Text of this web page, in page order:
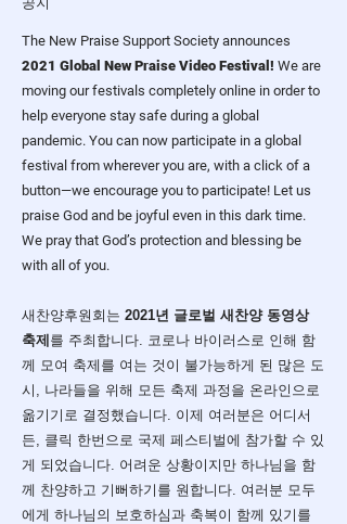
The New Praise Support Society announces
2021 Global New Praise Video Festival! We are
moving our festivals completely online in order to
help everyone stay safe during a global
pandemic. You can now participate in a global
festival from wherever you are, with a click of a
button—we encourage you to participate! Let us
praise God and be joyful even in this dark time.
We pray that God’s protection and blessing be
with all of you.
​새찬양후원회는 2021년 글로벌 새찬양 동영상
축제 를 주최합니다. 코로나 바이러스로 인해 함
께 모여 축제를 여는 것이 불가능하게 된 많은 도
시, 나라들을 위해 모든 축제 과정을 온라인으로
옮기기로 결정했습니다. 이제 여러분은 어디서
든, 클릭 한번으로 국제 페스티벌에 참가할 수 있
게 되었습니다. 어려운 상황이지만 하나님을 함
께 찬양하고 기뻐하기를 원합니다. 여러분 모두
에게 하나님의 보호하심과 축복이 함께 있기를